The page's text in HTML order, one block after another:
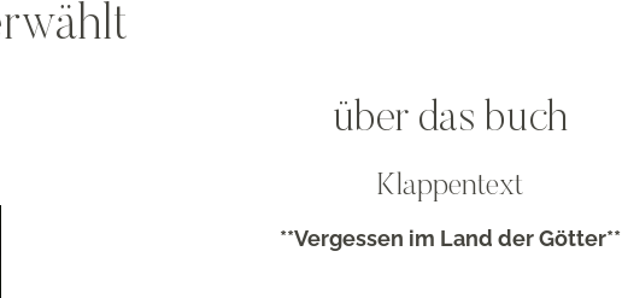
über das buch
Klappentext
**Vergessen im Land der Götter**